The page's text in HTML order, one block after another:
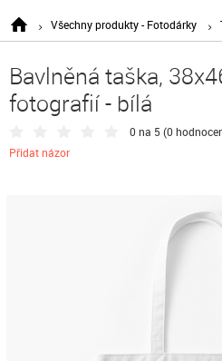
Všechny produkty - Fotodárky
Bavlněná taška,
fotografií - bílá
0 na 5 (0
Přidat názor